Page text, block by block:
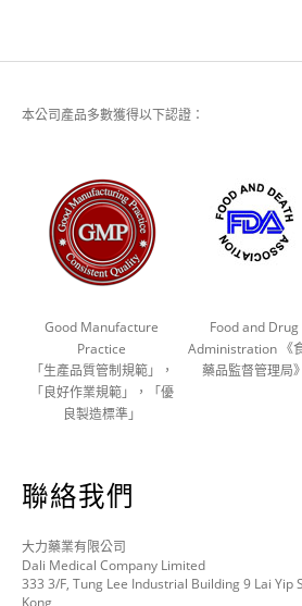
本公司產品多數獲得以下認證：
Good Manufacture
Practice
「生產品質管制規範」，
「良好作業規範」，「優
良製造標準」
Food and Drug
Administration 《
藥品監督管理局》
聯絡我們
大力藥業有限公司
Dali Medical Company Limited
333 3/F, Tung Lee Industrial Building 9 Lai Yip
Kong